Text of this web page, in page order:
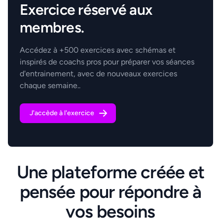
Exercice réservé aux
membres.
Accédez à +500 exercices avec schémas et
inspirés de coachs pros pour préparer vos séances
d'entrainement, avec de nouveaux exercices
chaque semaine..
J'accède à l'exercice
Une plateforme créée et
pensée pour répondre à
vos besoins